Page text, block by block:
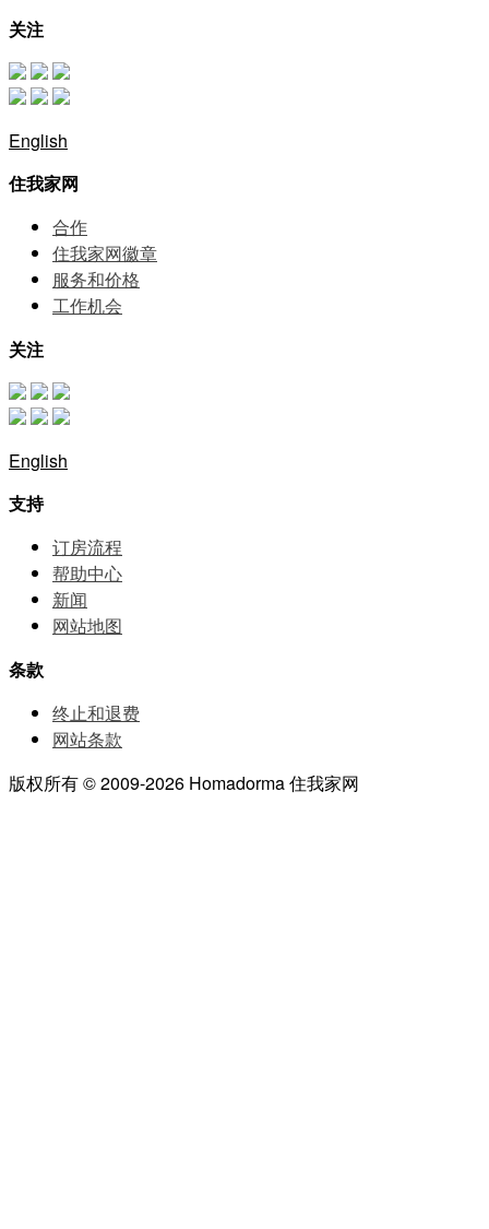
关注
English
住我家网
合作
住我家网徽章
服务和价格
⼯作机会
关注
English
支持
订房流程
帮助中⼼
新闻
网站地图
条款
终止和退费
网站条款
版权所有 © 2009-2026 Homadorma 住我家网